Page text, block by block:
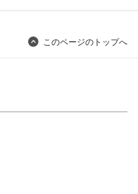
このページのトップへ